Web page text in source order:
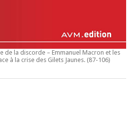
de la discorde – Emmanuel Macron et les
à la crise des Gilets Jaunes. (87-106)